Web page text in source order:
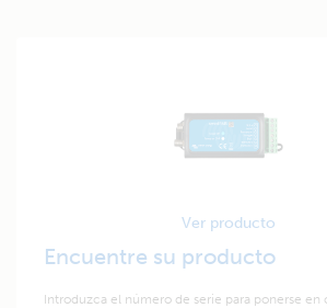
Ver producto
Encuentre su producto
Introduzca el número de serie para ponerse